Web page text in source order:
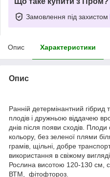
Замовлення під захистом
Опис Характеристики
Опис
Ранній детермінантний гібрид
плодів і дружньою віддачею
днів після появи сходів.
кольору, без зеленої плями
грамів, щільні, добре
використання в свіжому
Рослина висотою 120-130 см,
ВТМ, фітофтороз.